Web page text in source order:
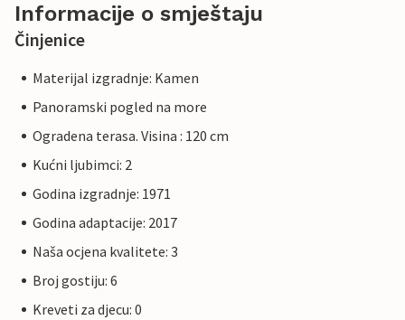
Informacije o smještaju
Činjenice
Materijal izgradnje: Kamen
Panoramski pogled na more
Ogradena terasa. Visina : 120 cm
Kućni ljubimci: 2
Godina izgradnje: 1971
Godina adaptacije: 2017
Naša ocjena kvalitete: 3
Broj gostiju: 6
Kreveti za djecu: 0